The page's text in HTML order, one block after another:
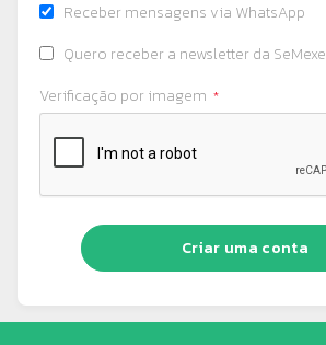
Receber mensagens via WhatsApp
Quero receber a newsletter da SeMexe
Verificação por imagem
Criar uma conta